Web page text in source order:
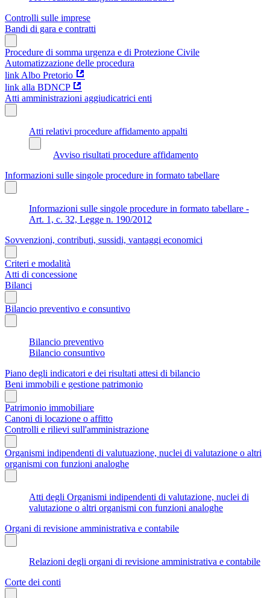
Controlli sulle imprese
Bandi di gara e contratti
Procedure di somma urgenza e di Protezione Civile
Automatizzazione delle procedura
link Albo Pretorio
link alla BDNCP
Atti amministrazioni aggiudicatrici enti
Atti relativi procedure affidamento appalti
Avviso risultati procedure affidamento
Informazioni sulle singole procedure in formato tabellare
Informazioni sulle singole procedure in formato tabellare -
Art. 1, c. 32, Legge n. 190/2012
Sovvenzioni, contributi, sussidi, vantaggi economici
Criteri e modalità
Atti di concessione
Bilanci
Bilancio preventivo e consuntivo
Bilancio preventivo
Bilancio consuntivo
Piano degli indicatori e dei risultati attesi di bilancio
Beni immobili e gestione patrimonio
Patrimonio immobiliare
Canoni di locazione o affitto
Controlli e rilievi sull'amministrazione
Organismi indipendenti di valutuazione, nuclei di valutazione o altri
organismi con funzioni analoghe
Atti degli Organismi indipendenti di valutazione, nuclei di
valutazione o altri organismi con funzioni analoghe
Organi di revisione amministrativa e contabile
Relazioni degli organi di revisione amministrativa e contabile
Corte dei conti